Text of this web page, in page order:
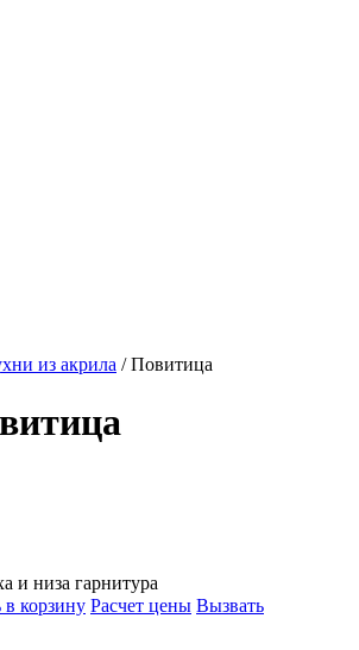
из акрила / Повитица
и низа гарнитура
в корзину Расчет цены Вызвать